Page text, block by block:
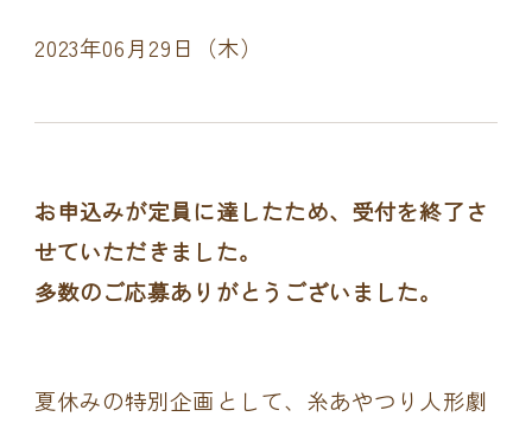
2023年06月29日（木）
お申込みが定員に達したため、受付を終了さ
せていただきました。
多数のご応募ありがとうございました。
夏休みの特別企画として、糸あやつり人形劇